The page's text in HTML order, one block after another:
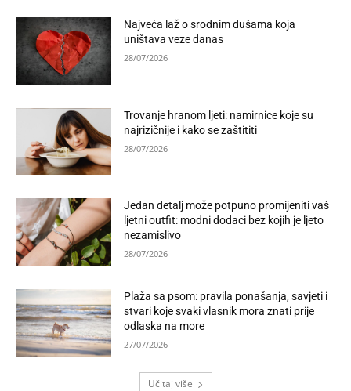
Najveća laž o srodnim dušama koja
uništava veze danas
28/07/2026
Trovanje hranom ljeti: namirnice koje su
najrizičnije i kako se zaštititi
28/07/2026
Jedan detalj može potpuno promijeniti vaš
ljetni outfit: modni dodaci bez kojih je ljeto
nezamislivo
28/07/2026
Plaža sa psom: pravila ponašanja, savjeti i
stvari koje svaki vlasnik mora znati prije
odlaska na more
27/07/2026
Učitaj više